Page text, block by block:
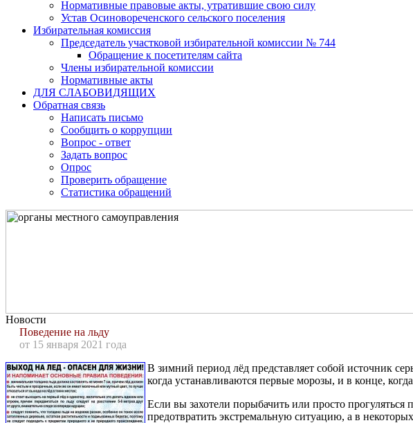
Нормативные правовые акты, утратившие свою силу
Устав Осиновореченского сельского поселения
Избирательная комиссия
Председатель участковой избирательной комиссии № 744
Обращение к посетителям сайта
Члены избирательной комиссии
Нормативные акты
ДЛЯ СЛАБОВИДЯЩИХ
Обратная связь
Написать письмо
Сообщить о коррупции
Вопрос - ответ
Задать вопрос
Опрос
Проверить обращение
Статистика обращений
Новости
Поведение на льду
от 15 января 2021 года
В зимний период лёд представляет собой источник
когда устанавливаются первые морозы, и в конце,
Если вы захотели порыбачить или просто
предотвратить экстремальную ситуацию, а в